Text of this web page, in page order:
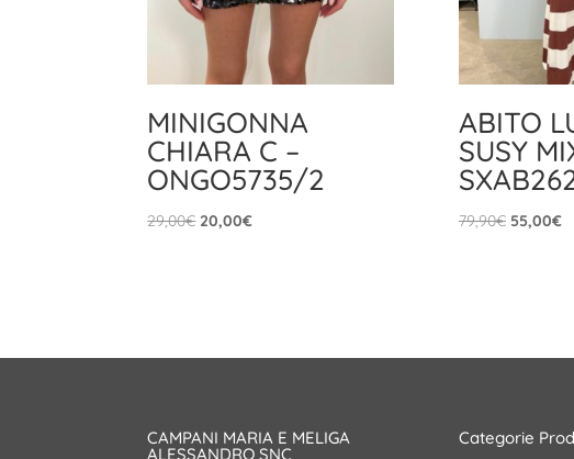
MINIGONNA
CHIARA C –
ONGO5735/2
29,00€ Il
20,00€Il
ABITO
SUSY
79,90€ Il
55,00€Il
CAMPANI MARIA E MELIGA
ALESSANDRO SNC
Categorie